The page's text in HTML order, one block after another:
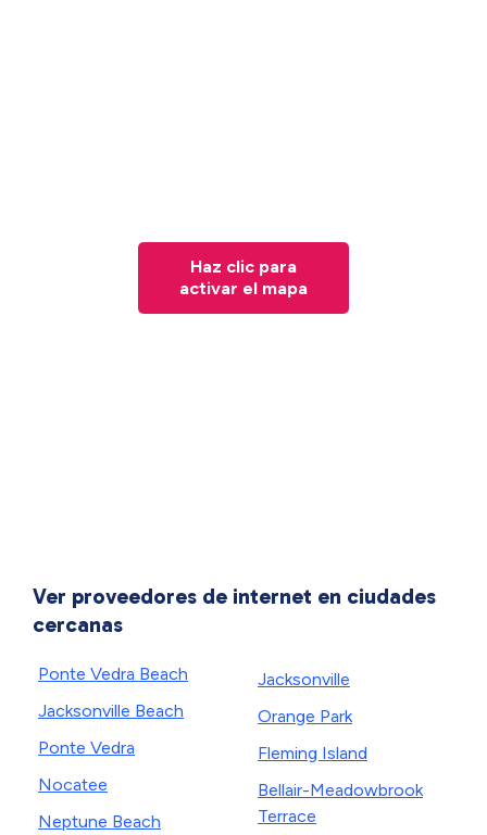
Haz clic para
activar el mapa
Ver proveedores de internet en ciudades
cercanas
Ponte Vedra Beach
Jacksonville Beach
Ponte Vedra
Nocatee
Neptune Beach
Jacksonville
Orange Park
Fleming Island
Bellair-Meadowbrook
Terrace